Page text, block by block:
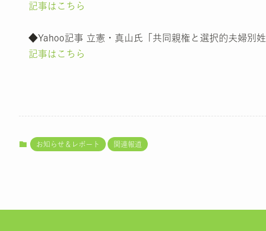
記事はこちら
◆Yahoo記事 立憲・真山氏「共同親権と選択的夫婦別姓
記事はこちら
お知らせ＆レポート 関連報道